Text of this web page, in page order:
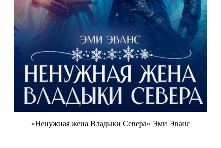
«Ненужная жена Владыки Севера» Эми Эванс